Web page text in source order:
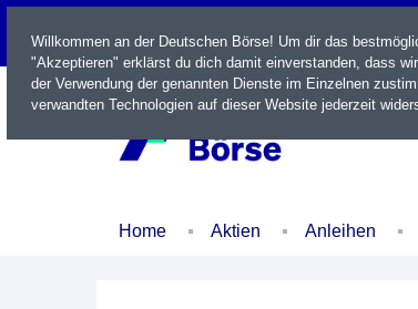
LIVE
Home Aktien Anleihen
Willkommen an der Deutschen Börse! Um dir das
"Akzeptieren" erklärst du dich damit einverstanden, dass
der Verwendung der genannten Dienste im Einzelnen
verwandten Technologien auf dieser Website jederzeit